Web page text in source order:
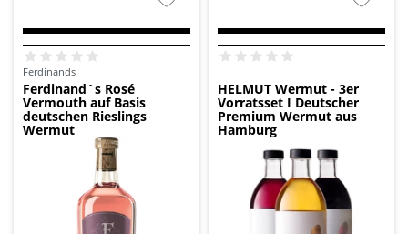
Ferdinands
Ferdinand´s Rosé
Vermouth auf Basis
deutschen Rieslings
Wermut
HELMUT Wermut - 3er
Vorratsset I Deutscher
Premium Wermut aus
Hamburg